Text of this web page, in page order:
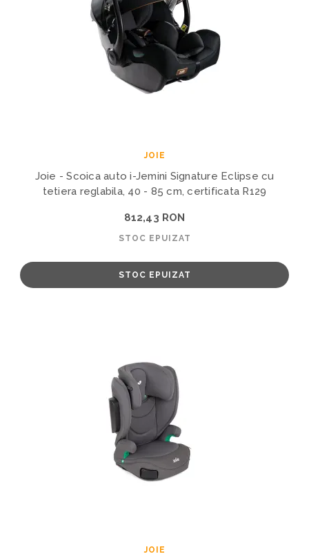
JOIE
Joie - Scoica auto i-Jemini Signature Eclipse cu
tetiera reglabila, 40 - 85 cm, certificata R129
812,43 RON
STOC EPUIZAT
STOC EPUIZAT
JOIE